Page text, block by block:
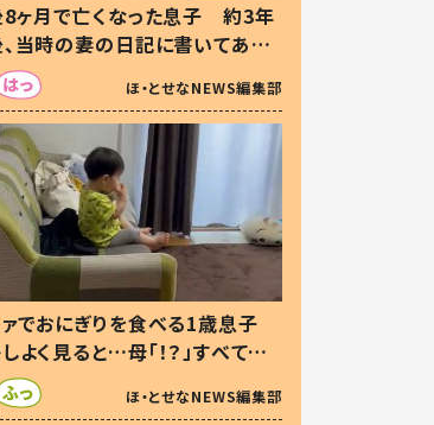
ヶ月で亡くなった息子 約3年
当時の妻の日記に書いてあっ
とは
ほ・とせなNEWS編集部
でおにぎりを食べる1歳息子
よく見ると…母「！？」すべてを
母の投稿に「可愛いから許
「現行犯〜」
ほ・とせなNEWS編集部